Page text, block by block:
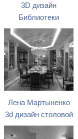
3D дизайн
Библиотеки
Лена Мартыненко
3d дизайн столовой